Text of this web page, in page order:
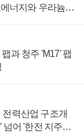
너지와 우라늄
과 청주 'M17' 팹
력산업 구조개
어 '한전 지주사'